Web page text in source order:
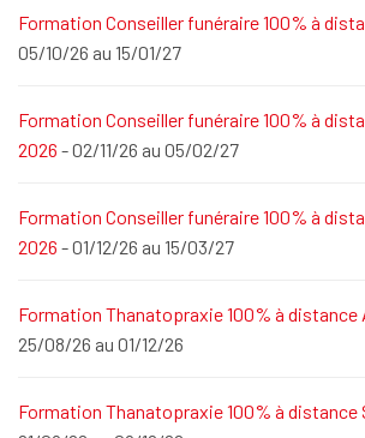
Formation Conseiller funéraire 100% à
05/10/26 au 15/01/27
Formation Conseiller funéraire 100% à
2026 - 02/11/26 au 05/02/27
Formation Conseiller funéraire 100% à
2026 - 01/12/26 au 15/03/27
Formation Thanatopraxie 100% à distance
25/08/26 au 01/12/26
Formation Thanatopraxie 100% à distance